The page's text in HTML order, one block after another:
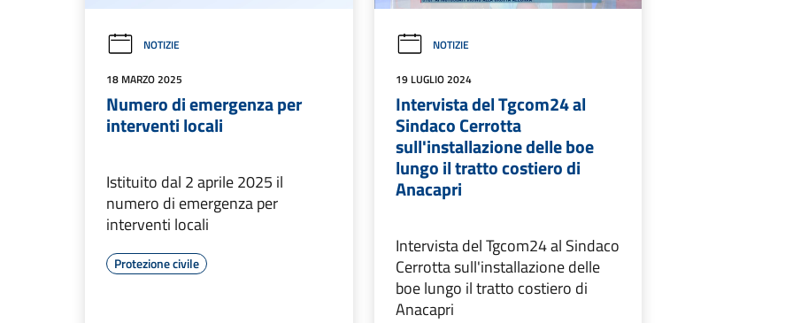
NOTIZIE
18 MARZO 2025
Numero di emergenza per
interventi locali
Istituito dal 2 aprile 2025 il
numero di emergenza per
interventi locali
Protezione civile
NOTIZIE
19 LUGLIO 2024
Intervista del Tgcom24 al
Sindaco Cerrotta
sull'installazione delle boe
lungo il tratto costiero di
Anacapri
Intervista del Tgcom24 al Sindaco
Cerrotta sull'installazione delle
boe lungo il tratto costiero di
Anacapri